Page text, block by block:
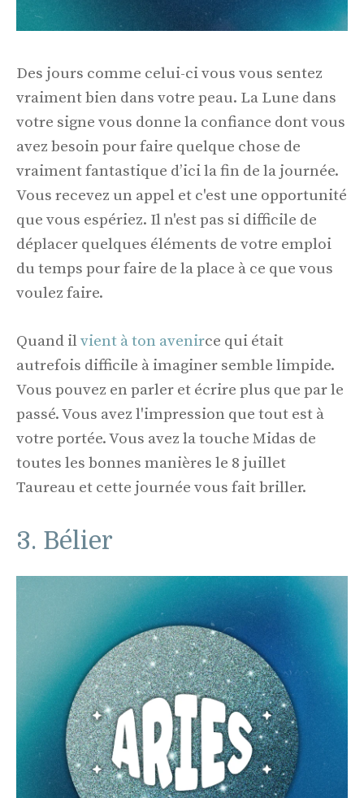
Des jours comme celui-ci vous vous sentez
vraiment bien dans votre peau. La Lune dans
votre signe vous donne la confiance dont vous
avez besoin pour faire quelque chose de
vraiment fantastique d’ici la fin de la journée.
Vous recevez un appel et c'est une opportunité
que vous espériez. Il n'est pas si difficile de
déplacer quelques éléments de votre emploi
du temps pour faire de la place à ce que vous
voulez faire.
Quand ilvient à ton avenirce qui était
autrefois difficile à imaginer semble limpide.
Vous pouvez en parler et écrire plus que par le
passé. Vous avez l'impression que tout est à
votre portée. Vous avez la touche Midas de
toutes les bonnes manières le 8 juillet
Taureau et cette journée vous fait briller.
3. Bélier